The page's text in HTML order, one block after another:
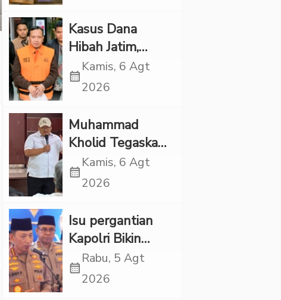
Kasus Dana
Hibah Jatim,
Siliwangi: Partai
Punya Tanggung
calendar_month
Kamis, 6 Agt
2026
Muhammad
Kholid Tegaskan
Propaganda
LGBT Harus
Minta Negara
Melindungi
Korban
calendar_month
Kamis, 6 Agt
2026
Isu pergantian
Kapolri Bikin
Panas, JMP Puji
Respons Jenderal
calendar_month
Rabu, 5 Agt
2026